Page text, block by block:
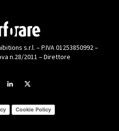
s.r.l. – P.IVA 01253850992 –
n.28/2011 – Direttore
Cookie Policy